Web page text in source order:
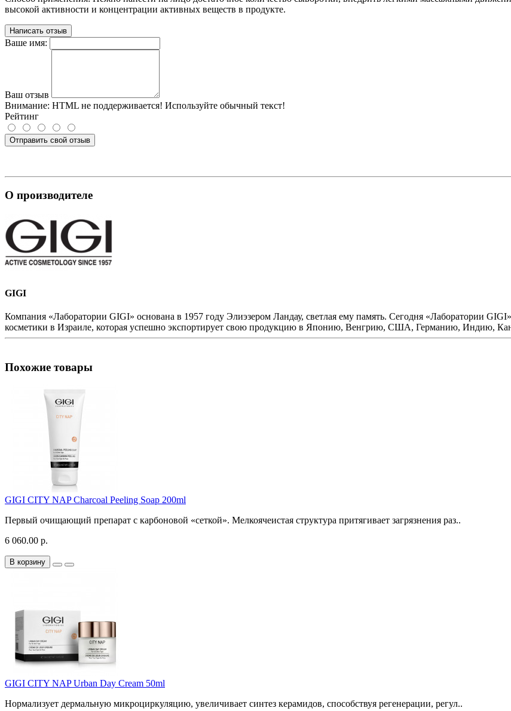
высокой активности и концентрации активных веществ в продукте.
Написать отзыв
Ваше имя:
Ваш отзыв
Внимание: HTML не поддерживается! Используйте обычный текст!
Рейтинг
Отправить свой отзыв
О производителе
GIGI
Компания «Лаборатории GIGI» основана в 1957 году Элиэзером Ландау, светлая ему память. Сегодня «Лаборатории
косметики в Израиле, которая успешно экспортирует свою продукцию в Японию, Венгрию, США, Германию, Индию,
Похожие товары
GIGI CITY NAP Charcoal Peeling Soap 200ml
Первый очищающий препарат с карбоновой «сеткой». Мелкоячеистая структура притягивает загрязнения раз..
6 060.00 р.
В корзину
GIGI CITY NAP Urban Day Cream 50ml
Нормализует дермальную микроциркуляцию, увеличивает синтез керамидов, способствуя регенерации, регул..